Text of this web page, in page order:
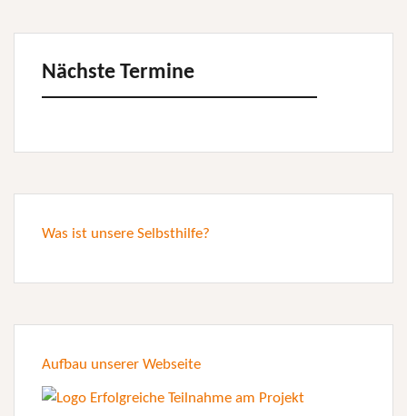
Nächste Termine
Was ist unsere Selbsthilfe?
Aufbau unserer Webseite